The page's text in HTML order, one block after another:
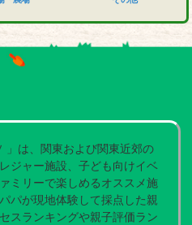
」は、関東および関東近郊の
ジャー施設、子ども向けイベ
ミリーで楽しめるオススメ施
パが現地体験して採点した親
スランキングや親子評価ラン